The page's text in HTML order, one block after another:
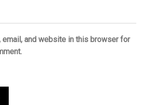
email, and website in this browser for